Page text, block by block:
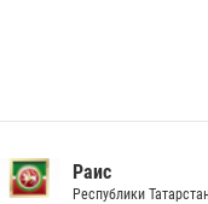
Раис
Республики Татарстан